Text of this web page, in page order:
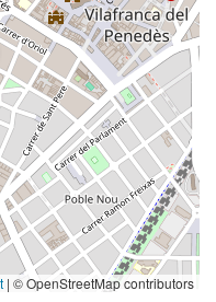
| © OpenStreetMap contributors